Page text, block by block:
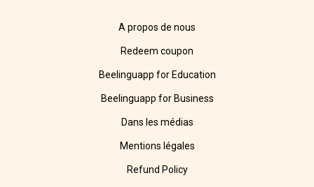
A propos de nous
Redeem coupon
Beelinguapp for Education
Beelinguapp for Business
Dans les médias
Mentions légales
Refund Policy